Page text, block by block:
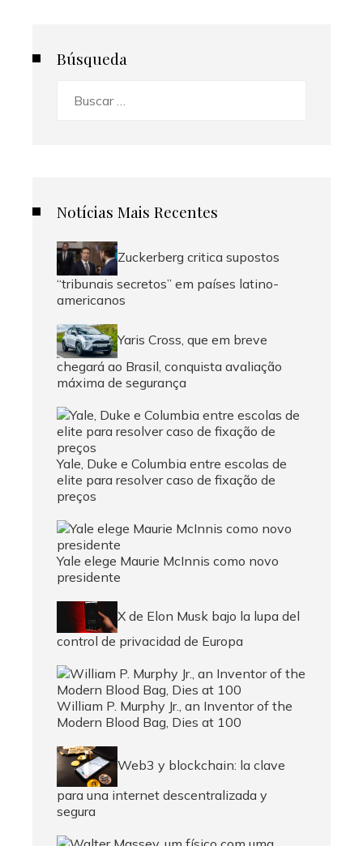
Búsqueda
Notícias Mais Recentes
Zuckerberg critica supostos
“tribunais secretos” em países latino-
americanos
Yaris Cross, que em breve
chegará ao Brasil, conquista avaliação
máxima de segurança
Yale, Duke e Columbia entre escolas de
elite para resolver caso de fixação de
preços
Yale elege Maurie McInnis como novo
presidente
X de Elon Musk bajo la lupa del
control de privacidad de Europa
William P. Murphy Jr., an Inventor of the
Modern Blood Bag, Dies at 100
Web3 y blockchain: la clave
para una internet descentralizada y
segura